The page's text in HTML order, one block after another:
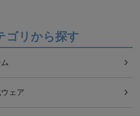
ゴリから探す
ェア